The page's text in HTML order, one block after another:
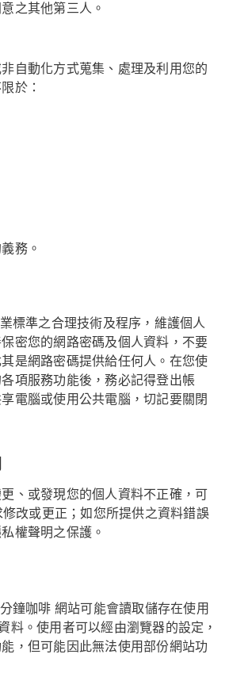
之其他第三人。
自動化方式蒐集、處理及利用您的
於：
務。
標準之合理技術及程序，維護個人
密您的網路密碼及個人資料，不要
是網路密碼提供給任何人。在您使
項服務功能後，務必記得登出帳
電腦或使用公共電腦，切記要關閉
、或發現您的個人資料不正確，可
改或更正；如您所提供之資料錯誤
權聲明之保護。
鐘咖啡 網站可能會讀取儲存在使用
料。使用者可以經由瀏覽器的設定，
，但可能因此無法使用部份網站功